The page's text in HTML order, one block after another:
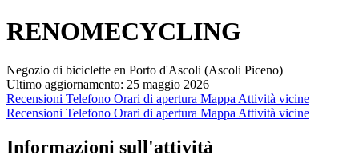
RENOMECYCLING
Negozio di biciclette en Porto d'Ascoli (Ascoli Piceno)
Ultimo aggiornamento: 25 maggio 2026
Recensioni Telefono Orari di apertura Mappa Attività vicine
Recensioni Telefono Orari di apertura Mappa Attività vicine
Informazioni sull'attività